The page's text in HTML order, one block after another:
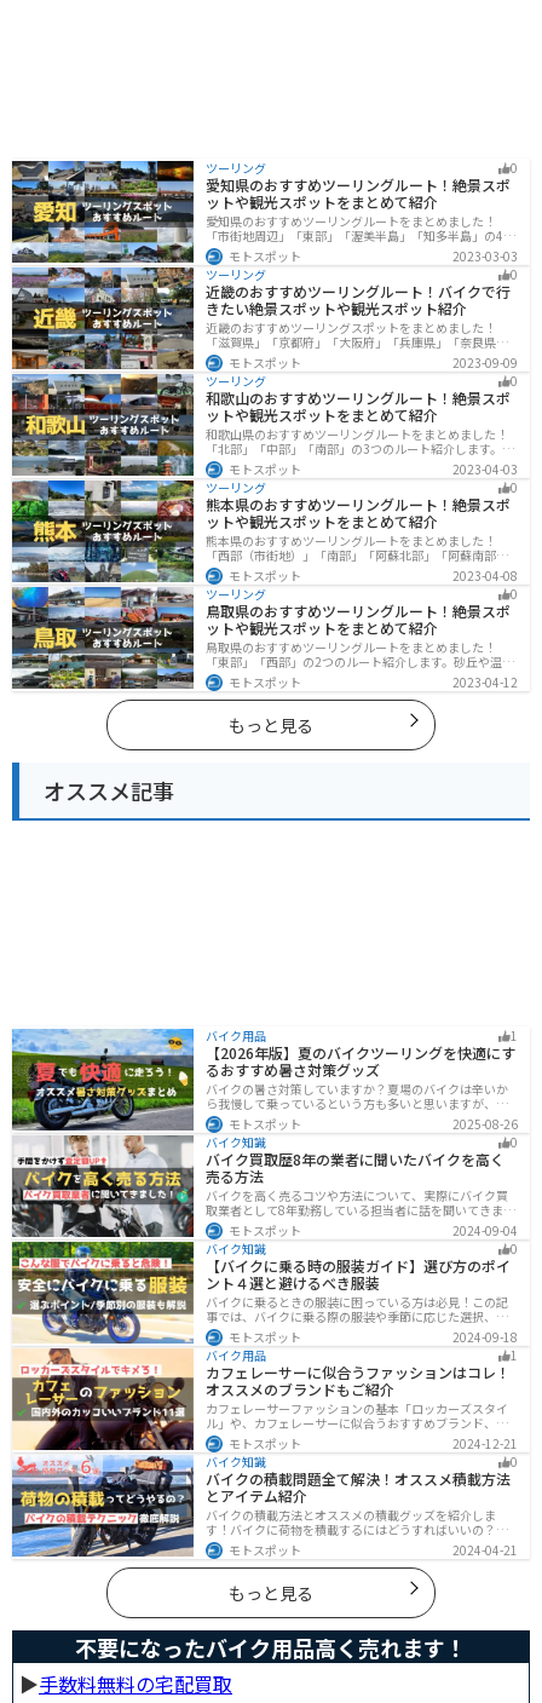
ツーリング 0
愛知県のおすすめツーリングルート！絶景スポ
ットや観光スポットをまとめて紹介
愛知県のおすすめツーリングルートをまとめました！
「市街地周辺」「東部」「渥美半島」「知多半島」の4つ
のルート紹介します。名古屋周辺の栄えたスポットから
山、海、美術館なども多数あり、自然・歴史・文化を満
喫するツーリングができます。バイクで愛知県にツーリ
ングに行く際は参考にしてください。
モトスポット
2023-03-03
ツーリング
0
近畿のおすすめツーリングルート！バイクで行
きたい絶景スポットや観光スポット紹介
近畿のおすすめツーリングスポットをまとめました！
「滋賀県」「京都府」「大阪府」「兵庫県」「奈良県」
「和歌山」の各県の観光地紹介します。自然豊かな山々
や湖、温泉地が点在し、四季折々の景色を楽しめるスポ
ットが多数あります。バイクで近畿にツーリングに行く
際は参考にしてください。
モトスポット
2023-09-09
ツーリング
0
和歌山のおすすめツーリングルート！絶景スポ
ットや観光スポットをまとめて紹介
和歌山県のおすすめツーリングルートをまとめました！
「北部」「中部」「南部」の3つのルート紹介します。海
と山に囲まれた自然豊かなエリアが広がり、様々な楽し
み方ができます。バイクで和歌山県にツーリングに行く
際は参考にしてください。
モトスポット
2023-04-03
ツーリング
0
熊本県のおすすめツーリングルート！絶景スポ
ットや観光スポットをまとめて紹介
熊本県のおすすめツーリングルートをまとめました！
「西部（市街地）」「南部」「阿蘇北部」「阿蘇南部」
の4つのルート紹介します。阿蘇山や天草諸島をはじめと
した豊かな自然や、熊本城や水前寺成趣園など歴史ある
観光スポットが多数あり、様々な楽しみ方ができます。
バイクで熊本県にツーリングに行く際は参考にしてくだ
さい。
モトスポット
2023-04-08
ツーリング
0
鳥取県のおすすめツーリングルート！絶景スポ
ットや観光スポットをまとめて紹介
鳥取県のおすすめツーリングルートをまとめました！
「東部」「西部」の2つのルート紹介します。砂丘や温泉
地、歴史ある城跡など魅力溢れるスポットが多数あるの
で楽しめます。バイクで鳥取県にツーリングに行く際は
参考にしてください。
モトスポット 2023-04-12
もっと見る
オススメ記事
バイク用品 1
【2026年版】夏のバイクツーリングを快適にす
るおすすめ暑さ対策グッズ
バイクの暑さ対策していますか？夏場のバイクは辛いか
ら我慢して乗っているという方も多いと思いますが、し
っかりと暑さ対策をすれば夏場でも快適にバイクに乗る
ことができます！この記事では、夏場のバイク暑さ対策
の基本と暑さ対策グッズを紹介します！
モトスポット
2025-08-26
バイク知識
0
バイク買取歴8年の業者に聞いたバイクを高く
売る方法
バイクを高く売るコツや方法について、実際にバイク買
取業者として8年勤務している担当者に話を聞いてきまし
た！高く買い取ってもらえるバイクの特徴や業者がどの
くらい利益を上乗せしているかなど、バイクを売ろうと
している人は必見の内容になっています。
モトスポット
2024-09-04
バイク知識
0
【バイクに乗る時の服装ガイド】選び方のポイ
ント４選と避けるべき服装
バイクに乗るときの服装に困っている方は必見！この記
事では、バイクに乗る際の服装や季節に応じた選択、避
けるべき服装について解説しています。実は、安全性だ
けでなく、快適性も重要視することが大切です。この記
事を読めば、最適なバイクウェアを選ぶヒントが得られ
ます。
モトスポット
2024-09-18
バイク用品
1
カフェレーサーに似合うファッションはコレ！
オススメのブランドもご紹介
カフェレーサーファッションの基本「ロッカーズスタイ
ル」や、カフェレーサーに似合うおすすめブランド、定
番アイテムを詳しく紹介。個性を引き立てるコーデのコ
ツや季節に合ったアイテム選び、愛車とのマッチング方
法も解説します。
モトスポット
2024-12-21
バイク知識
0
バイクの積載問題全て解決！オススメ積載方法
とアイテム紹介
バイクの積載方法とオススメの積載グッズを紹介しま
す！バイクに荷物を積載するにはどうすればいいの？と
いう疑問はこれで解決！通勤や日帰りツーリング、キャ
ンプツーリングなど用途別にオススメの積載方法を解説
します！オススメの積載アイテムも紹介するので、バイ
クの積載に悩んでいる方は参考にしてください。
モトスポット 2024-04-21
もっと見る
不要になったバイク用品高く売れます！
▶︎手数料無料の宅配買取